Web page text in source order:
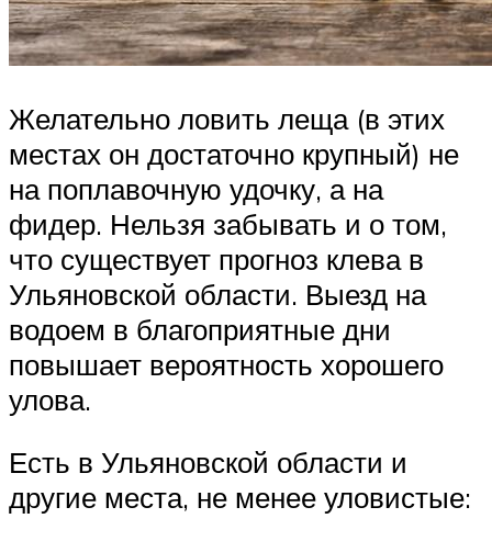
Желательно ловить леща (в этих
местах он достаточно крупный) не
на поплавочную удочку, а на
фидер. Нельзя забывать и о том,
что существует прогноз клева в
Ульяновской области. Выезд на
водоем в благоприятные дни
повышает вероятность хорошего
улова.
Есть в Ульяновской области и
другие места, не менее уловистые: